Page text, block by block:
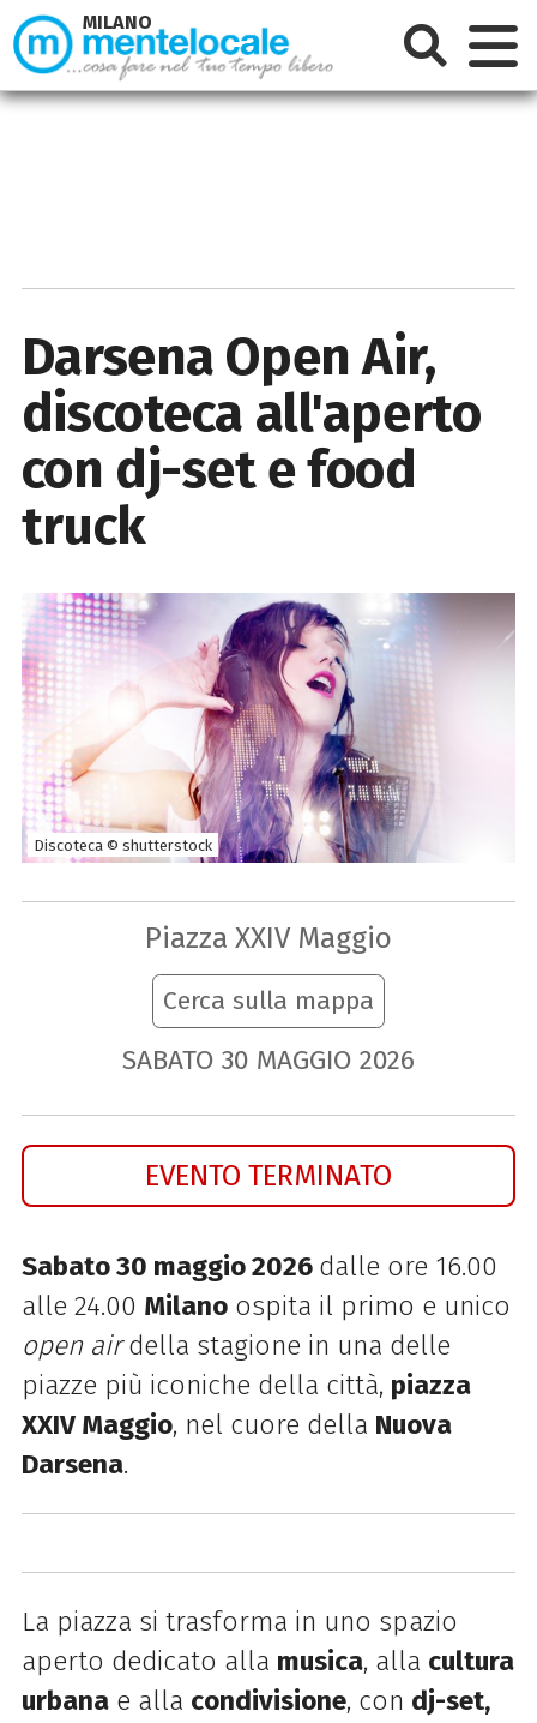
Darsena Open Air,
discoteca all'aperto
con dj-set e food
truck
Discoteca © shutterstock
Piazza XXIV Maggio
Cerca sulla mappa
SABATO 30 MAGGIO 2026
EVENTO TERMINATO
Sabato 30 maggio 2026 dalle ore 16.00
alle 24.00 Milanoospita il primo e unico
open airdella stagione in una delle
piazze più iconiche della città, piazza
XXIV Maggio, nel cuore della Nuova
Darsena.
La piazza si trasforma in uno spazio
aperto dedicato alla musica, alla cultura
urbanae alla condivisione, con dj-set,
MILANO